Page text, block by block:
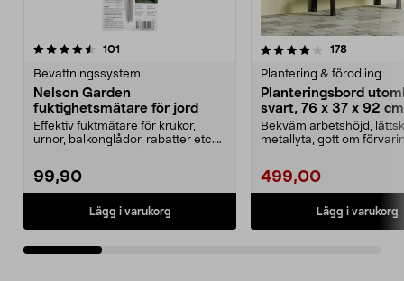
101
Bevattningssystem
Nelson Garden
fuktighetsmätare för jord
Effektiv fuktmätare för krukor,
urnor, balkonglådor, rabatter etc.
99,90
Lägg i varukorg
4.0 av 5 stjärnor 178
Plantering & förodling
Planteringsbord
svart, 76 x 37 x 92 cm
Bekväm arbetshöjd,
metallyta, gott om
499,00
Lägg i varukorg
4.5 av 5 stjärnor